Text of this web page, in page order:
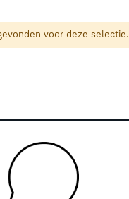
voor deze selectie.